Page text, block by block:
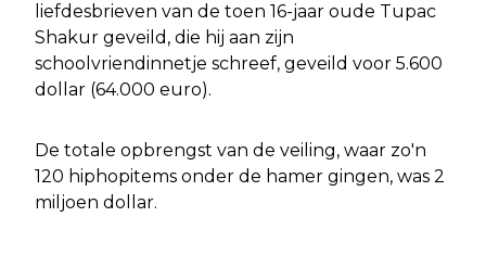
liefdesbrieven van de toen 16-jaar oude Tupac
Shakur geveild, die hij aan zijn
schoolvriendinnetje schreef, geveild voor 5.600
dollar (64.000 euro).
De totale opbrengst van de veiling, waar zo'n
120 hiphopitems onder de hamer gingen, was 2
miljoen dollar.